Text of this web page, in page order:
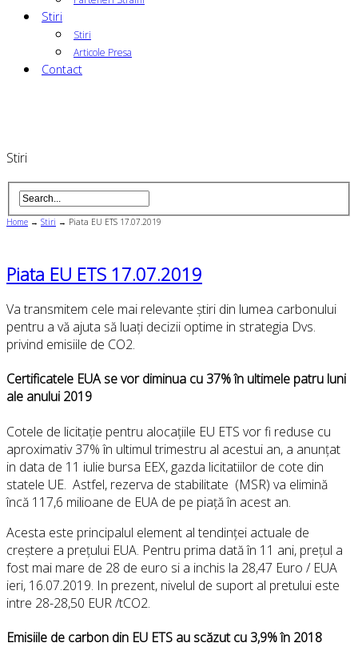
Stiri
Stiri
Articole Presa
Contact
Stiri
Home → Stiri → Piata EU ETS 17.07.2019
Piata EU ETS 17.07.2019
Va transmitem cele mai relevante știri din lumea carbonului
pentru a vă ajuta să luați decizii optime in strategia Dvs.
privind emisiile de CO2.
Certificatele EUA se vor diminua cu 37% în ultimele patru luni
ale anului 2019
Cotele de licitație pentru alocațiile EU ETS vor fi reduse cu
aproximativ 37% în ultimul trimestru al acestui an, a anunțat
in data de 11 iulie bursa EEX, gazda licitatiilor de cote din
statele UE. Astfel, rezerva de stabilitate (MSR) va elimină
încă 117,6 milioane de EUA de pe piață în acest an.
Acesta este principalul element al tendinței actuale de
creștere a prețului EUA. Pentru prima dată în 11 ani, prețul a
fost mai mare de 28 de euro si a inchis la 28,47 Euro / EUA
ieri, 16.07.2019. In prezent, nivelul de suport al pretului este
intre 28-28,50 EUR /tCO2.
Emisiile de carbon din EU ETS au scăzut cu 3,9% în 2018